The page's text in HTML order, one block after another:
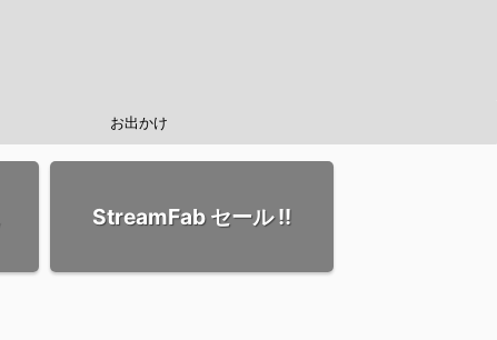
お出かけ
StreamFab セール !!